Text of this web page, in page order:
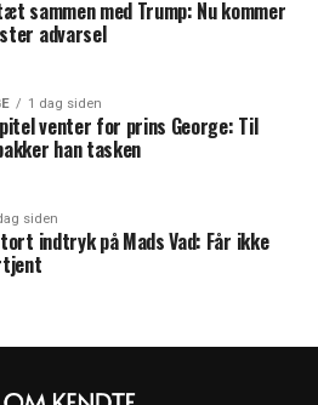
sammen med Trump: Nu kommer
advarsel
1 dag siden
venter for prins George: Til
han tasken
siden
indtryk på Mads Vad: Får ikke